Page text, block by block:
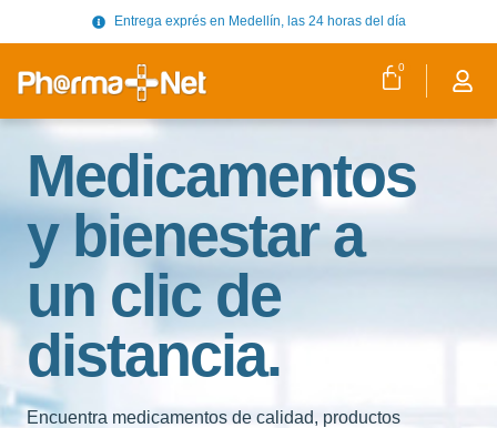
Entrega exprés en Medellín, las 24 horas del día
0
Medicamentos
y bienestar a
un clic de
distancia.
Encuentra medicamentos de calidad, productos